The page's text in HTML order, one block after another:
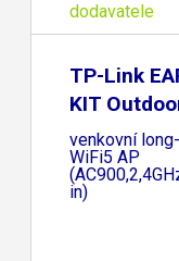
dodavatele
TP-Link
KIT
venkovní
WiFi5 AP
in)